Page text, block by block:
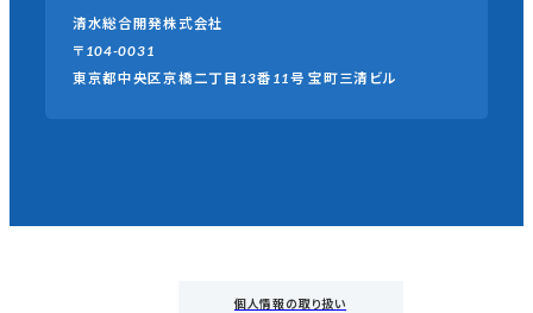
清水総合開発株式会社
〒104-0031
東京都中央区京橋二丁目13番11号 宝町三清ビル
個人情報の取り扱い